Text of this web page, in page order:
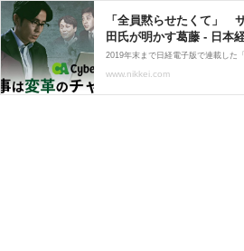
「全員黙らせたくて」
田氏が明かす葛藤 - 日本
www.nikkei.com